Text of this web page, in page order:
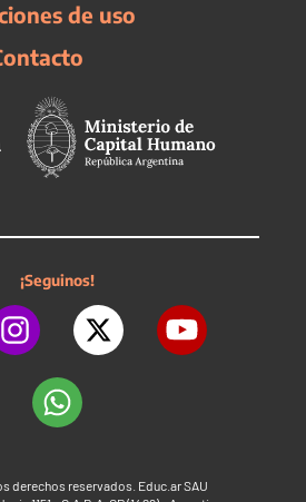
de uso
¡Seguinos!
derechos reservados. Educ.ar SAU